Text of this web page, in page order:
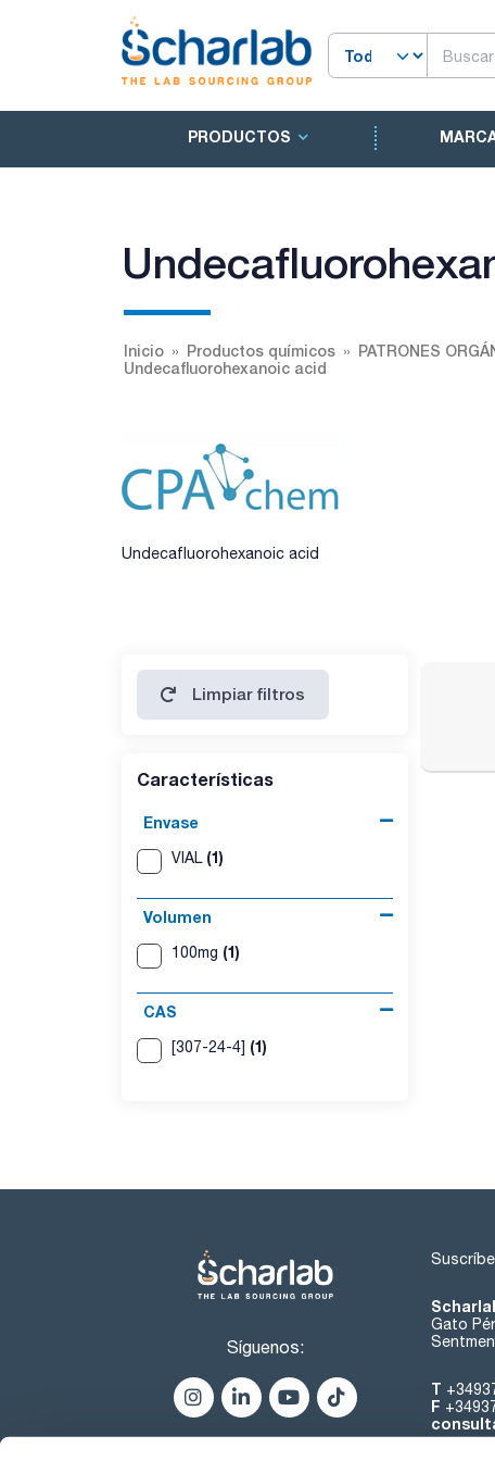
PRODUCTOS
Inicio Productos químicos
PATRONES
Undecafluorohexanoic acid
Undecafluorohexanoic acid
Limpiar filtros
Características
Envase
VIAL (1)
Volumen
100mg (1)
CAS
[307-24-4] (1)
Síguenos:
Gato
T
F